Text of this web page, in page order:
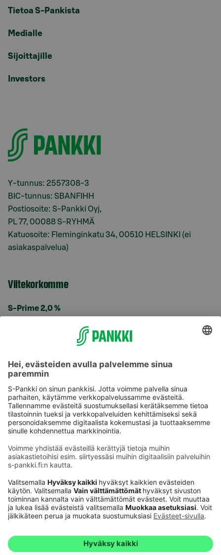
Tietoa S-Pankista
Medialle
Sijoittajille
Investors
Y-tunnus: 2557308-3
BIC-tunnus: SBANFIHH
Postiosoite: S-Pankki Oyj,
PL 77, 00088 S-RYHMÄ
Katuosoite: Fleminginkatu 34, 00510 HELSINKI (ei
asiakaspalvelua)
Viitekorkomme
S-Prime 2,0 %
Käyttöehdot
Saavutettavuusseloste
Evästeet
Verkkopalvelujen käytön edellytykset